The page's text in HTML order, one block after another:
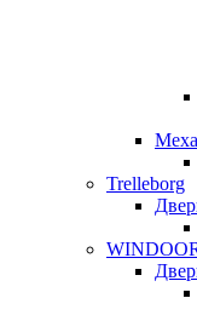
Trelleborg